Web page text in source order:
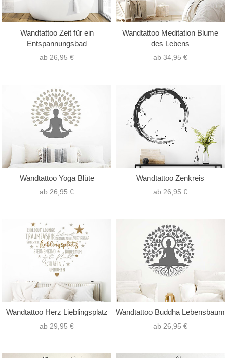
Wandtattoo Zeit für ein
Entspannungsbad
ab 26,95 €
Wandtattoo Meditation Blume
des Lebens
ab 34,95 €
Wandtattoo Yoga Blüte
ab 26,95 €
Wandtattoo Zenkreis
ab 26,95 €
Wandtattoo Herz Lieblingsplatz
ab 29,95 €
Wandtattoo Buddha Lebensbaum
ab 26,95 €